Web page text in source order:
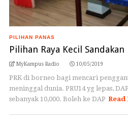
PILIHAN PANAS
Pilihan Raya Kecil Sandakan
MyKampus Radio 10/05/2019
PRK di borneo bagi mencari
meninggal dunia. PRU14 yg lepas,
sebanyak 10,000. Boleh ke DAP Read